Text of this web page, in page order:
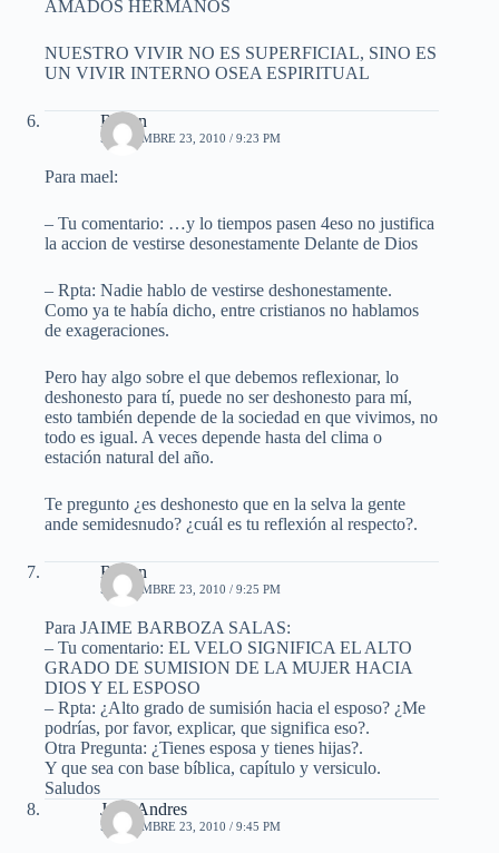
AMADOS HERMANOS
NUESTRO VIVIR NO ES SUPERFICIAL, SINO ES
UN VIVIR INTERNO OSEA ESPIRITUAL
Ruben
SEPTIEMBRE 23, 2010 / 9:23 PM
Para mael:
– Tu comentario: …y lo tiempos pasen 4eso no justifica
la accion de vestirse desonestamente Delante de Dios
– Rpta: Nadie hablo de vestirse deshonestamente.
Como ya te había dicho, entre cristianos no hablamos
de exageraciones.
Pero hay algo sobre el que debemos reflexionar, lo
deshonesto para tí, puede no ser deshonesto para mí,
esto también depende de la sociedad en que vivimos, no
todo es igual. A veces depende hasta del clima o
estación natural del año.
Te pregunto ¿es deshonesto que en la selva la gente
ande semidesnudo? ¿cuál es tu reflexión al respecto?.
Ruben
SEPTIEMBRE 23, 2010 / 9:25 PM
Para JAIME BARBOZA SALAS:
– Tu comentario: EL VELO SIGNIFICA EL ALTO
GRADO DE SUMISION DE LA MUJER HACIA
DIOS Y EL ESPOSO
– Rpta: ¿Alto grado de sumisión hacia el esposo? ¿Me
podrías, por favor, explicar, que significa eso?.
Otra Pregunta: ¿Tienes esposa y tienes hijas?.
Y que sea con base bíblica, capítulo y versiculo.
Saludos
Juan Andres
SEPTIEMBRE 23, 2010 / 9:45 PM